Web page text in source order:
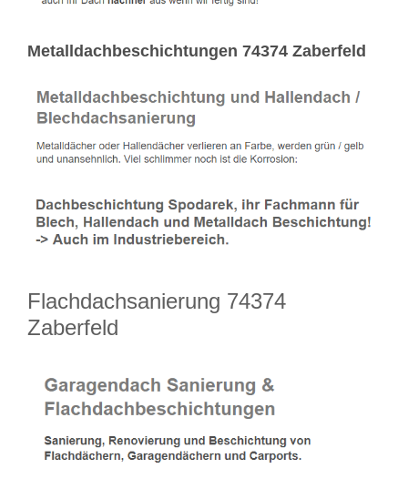
Metalldachbeschichtungen 74374 Zaberfeld
Flachdachsanierung 74374
Zaberfeld